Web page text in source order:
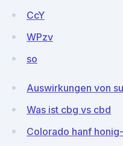
CcY
WPzv
so
Auswirkungen von
Was ist cbg vs cbd
Colorado hanf